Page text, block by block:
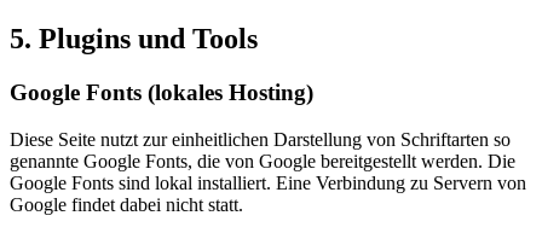
5. Plugins und Tools
Google Fonts (lokales Hosting)
Diese Seite nutzt zur einheitlichen Darstellung von Schriftarten so
genannte Google Fonts, die von Google bereitgestellt werden. Die
Google Fonts sind lokal installiert. Eine Verbindung zu Servern von
Google findet dabei nicht statt.